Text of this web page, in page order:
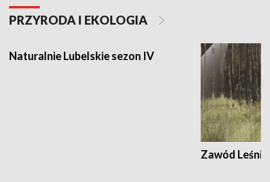
PRZYRODA I EKOLOGIA
Naturalnie Lubelskie sezon IV
Zawód Leśnik